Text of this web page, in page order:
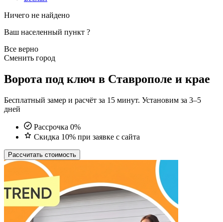
Ничего не найдено
Ваш населенный пункт ?
Все верно
Сменить город
Ворота под ключ в Ставрополе и крае
Бесплатный замер и расчёт за 15 минут. Установим за 3–5
дней
Рассрочка 0%
Скидка 10% при заявке с сайта
Рассчитать стоимость